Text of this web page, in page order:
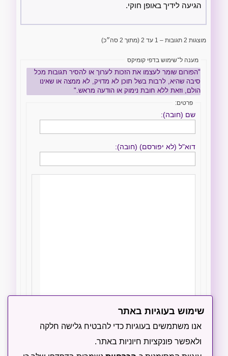
הגיעה לידיך באופן חוקי.
מוצגות 2 תגובות – 1 עד 2 (מתוך 2 סה״כ)
מענה ל־שימוש בדפי קומיקס
"הפורום שומר לעצמו את הזכות לערוך או להסיר תגובות מכל
סיבה שהיא, לרבות בשל תוכן לא מדויק, לא ממצה או שאינו
הולם, וזאת ללא חובת נימוק או הודעה מראש."
פרטים:
שם (חובה):
דוא"ל (לא יפורסם) (חובה):
הודיעו לי על תגובות חדשות באמצעות מייל
שימוש בעוגיות באתר
אנו משתמשים בעוגיות כדי להבטיח גלישה חלקה
ולאפשר פונקציות חיוניות באתר.